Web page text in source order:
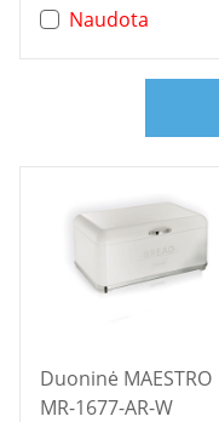
Naudota
Duoninė MAESTRO
MR-1677-AR-W